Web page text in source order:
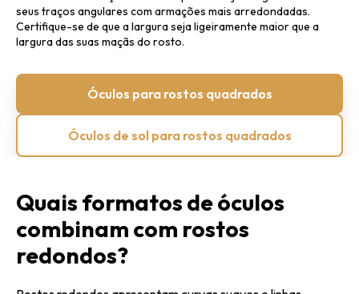
seus traços angulares com armações mais arredondadas.
Certifique-se de que a largura seja ligeiramente maior que a
largura das suas maçãs do rosto.
Óculos para rostos quadrados
Óculos de sol para rostos quadrados
Quais formatos de óculos
combinam com rostos
redondos?